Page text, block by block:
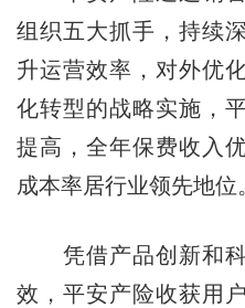
组织五大抓手，持续
升运营效率，对外优
化转型的战略实施，
提高，全年保费收入
成本率居行业领先地位
凭借产品创新和科
效，平安产险收获用